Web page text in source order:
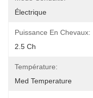
Électrique
Puissance En Chevaux:
2.5 Ch
Température:
Med Temperature